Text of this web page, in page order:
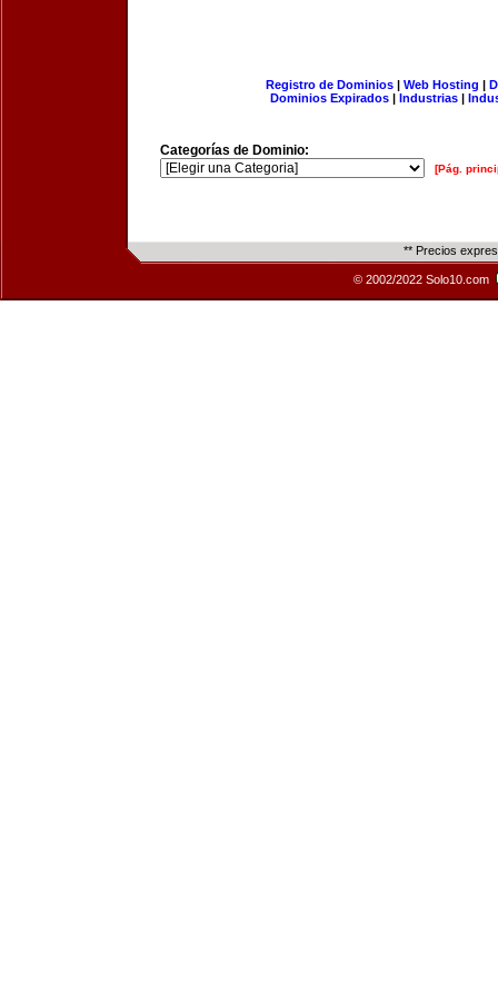
Registro de Dominios| Web Hosting |
Dominios Expirados | Industrias |
Categorías de Dominio:
[Pág.
** Precios
© 2002/2022 Solo10.com